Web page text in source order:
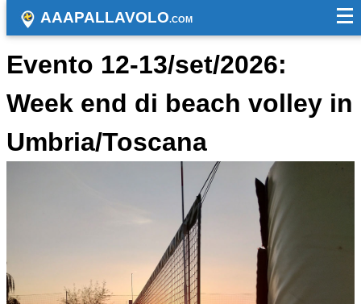
AAAPALLAVOLO.COM
Evento 12-13/set/2026:
Week end di beach volley in
Umbria/Toscana